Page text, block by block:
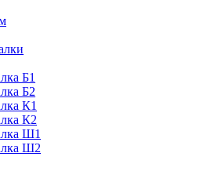
Б1
Б2
К1
К2
Ш1
Ш2